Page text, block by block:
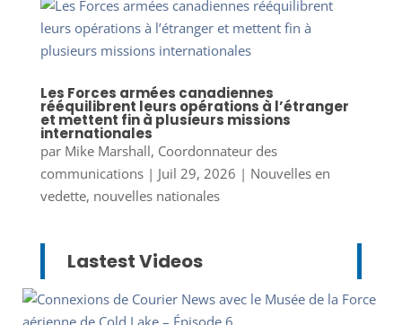
Les Forces armées canadiennes
rééquilibrent leurs opérations à l’étranger
et mettent fin à plusieurs missions
internationales
par Mike Marshall, Coordonnateur des
communications| Juil 29, 2026 | Nouvelles en
vedette, nouvelles nationales
Lastest Videos